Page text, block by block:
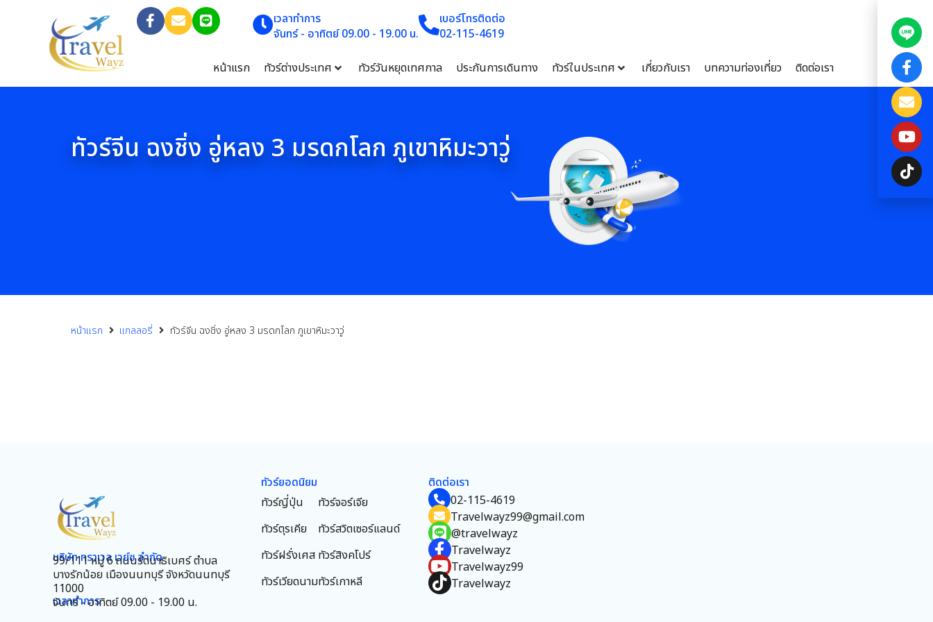
เวลาทำการ
จันทร์ - อาทิตย์ 09.00 - 19.00 น.
เบอร์โทรติดต่อ
02-115-4619
หน้าแรก ทัวร์ต่างประเทศ ทัวร์วันหยุดเทศกาล ประกันการเดินทาง ทัวร์ในประเทศ เกี่ยวกับเรา บทความท่องเที่ยว ติดต่อเรา
ทัวร์จีน ฉงชิ่ง อู่หลง 3 มรดกโลก ภูเขาหิมะวาวู่
หน้าแรก แกลลอรี่ ทัวร์จีน ฉงชิ่ง อู่หลง 3 มรดกโลก ภูเขาหิมะวาวู่
บริษัท ทราเวล เวย์ซ จำกัด
99/111 หมู่ 6 ถนนรัตนาธิเบศร์ ตำบล
บางรักน้อย เมืองนนทบุรี จังหวัดนนทบุรี
11000
เวลาทำการ
จันทร์ - อาทิตย์ 09.00 - 19.00 น.
ทัวร์ยอดนิยม
ทัวร์ญี่ปุ่น
ทัวร์ตุรเคีย
ทัวร์ฝรั่งเศส
ทัวร์เวียดนาม
ทัวร์จอร์เจีย
ทัวร์สวิตเซอร์แลนด์
ทัวร์สิงคโปร์
ทัวร์เกาหลี
ติดต่อเรา
02-115-4619
Travelwayz99@gmail.com
@travelwayz
Travelwayz
Travelwayz99
Travelwayz